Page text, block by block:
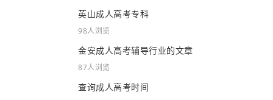
英山成人高考专科
98人浏览
金安成人高考辅导行业的文章
87人浏览
查询成人高考时间